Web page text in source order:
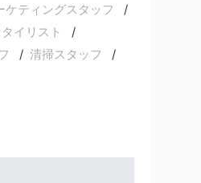
ケティングスタッフ
イリスト
清掃スタッフ